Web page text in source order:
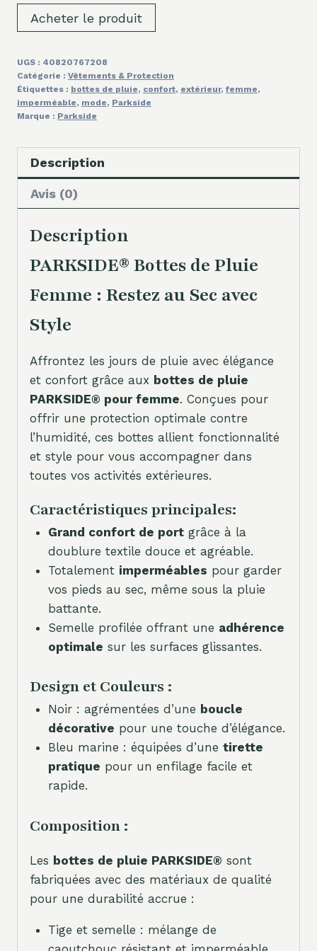
Acheter le produit
UGS : 40820767208
Catégorie : Vêtements & Protection
Étiquettes : bottes de pluie, confort, extérieur, femme,
imperméable, mode, Parkside
Marque : Parkside
Description
Avis (0)
Description
PARKSIDE® Bottes de Pluie
Femme : Restez au Sec avec
Style
Affrontez les jours de pluie avec élégance
et confort grâce aux bottes de pluie
PARKSIDE® pour femme. Conçues pour
offrir une protection optimale contre
l’humidité, ces bottes allient fonctionnalité
et style pour vous accompagner dans
toutes vos activités extérieures.
Caractéristiques principales:
Grand confort de portgrâce à la
doublure textile douce et agréable.
Totalement imperméables pour garder
vos pieds au sec, même sous la pluie
battante.
Semelle profilée offrant une adhérence
optimale sur les surfaces glissantes.
Design et Couleurs :
Noir : agrémentées d’une boucle
décorative pour une touche d’élégance.
Bleu marine : équipées d’une tirette
pratique pour un enfilage facile et
rapide.
Composition :
Les bottes de pluie PARKSIDE® sont
fabriquées avec des matériaux de qualité
pour une durabilité accrue :
Tige et semelle : mélange de